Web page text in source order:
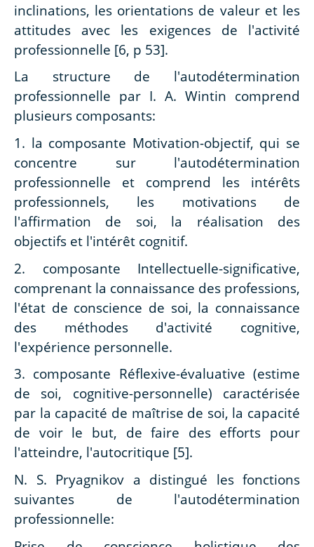
inclinations, les orientations de valeur et les
attitudes avec les exigences de l'activité
professionnelle [6, p 53].
La structure de l'autodétermination
professionnelle par I. A. Wintin comprend
plusieurs composants:
1. la composante Motivation-objectif, qui se
concentre sur l'autodétermination
professionnelle et comprend les intérêts
professionnels, les motivations de
l'affirmation de soi, la réalisation des
objectifs et l'intérêt cognitif.
2. composante Intellectuelle-significative,
comprenant la connaissance des professions,
l'état de conscience de soi, la connaissance
des méthodes d'activité cognitive,
l'expérience personnelle.
3. composante Réflexive-évaluative (estime
de soi, cognitive-personnelle) caractérisée
par la capacité de maîtrise de soi, la capacité
de voir le but, de faire des efforts pour
l'atteindre, l'autocritique [5].
N. S. Pryagnikov a distingué les fonctions
suivantes de l'autodétermination
professionnelle: